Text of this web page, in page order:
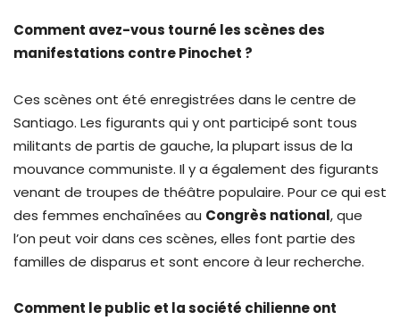
Comment avez-vous tourné les scènes des
manifestations contre Pinochet ?
Ces scènes ont été enregistrées dans le centre de
Santiago. Les figurants qui y ont participé sont tous
militants de partis de gauche, la plupart issus de la
mouvance communiste. Il y a également des figurants
venant de troupes de théâtre populaire. Pour ce qui est
des femmes enchaînées au Congrès national, que
l’on peut voir dans ces scènes, elles font partie des
familles de disparus et sont encore à leur recherche.
Comment le public et la société chilienne ont